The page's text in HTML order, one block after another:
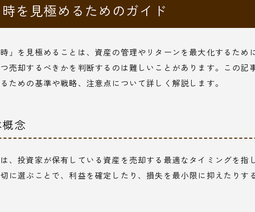
を見極めるためのガイド
」を見極めることは、資産の管理やリターンを最大化するため
売却するべきかを判断するのは難しいことがあります。この記
ための基準や戦略、注意点について詳しく解説します。
念
、投資家が保有している資産を売却する最適なタイミングを指
に選ぶことで、利益を確定したり、損失を最小限に抑えたりす